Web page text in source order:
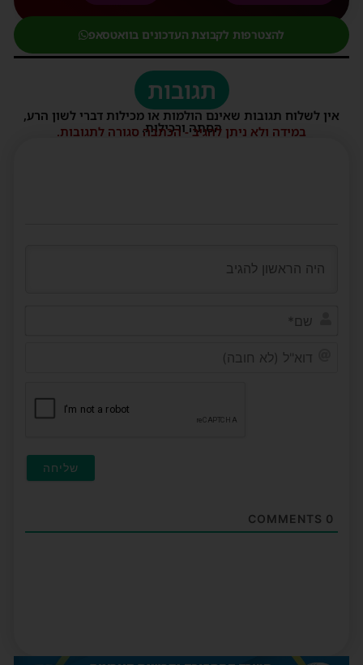
להצטרפות לקבוצת העדכונים בוואטסאפ
תגובות
אין לשלוח תגובות שאינם הולמות או מכילות דברי לשון הרע,
הסתה ורכילות.
במידה ולא ניתן להגיב - הכתבה סגורה לתגובות.
0